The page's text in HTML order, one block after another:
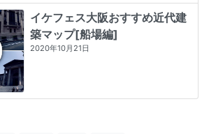
イケフェス大阪おすすめ近代建
築マップ[船場編]
2020年10月21日